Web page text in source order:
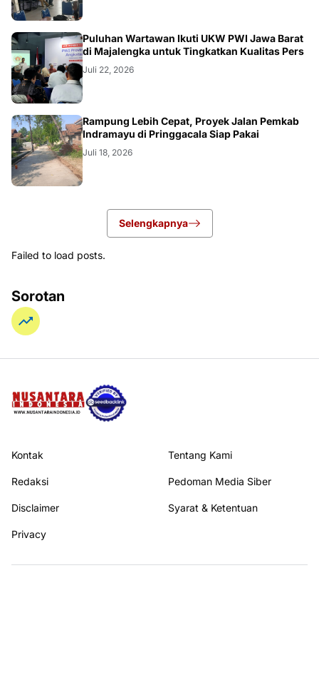
Puluhan Wartawan Ikuti UKW PWI Jawa Barat
di Majalengka untuk Tingkatkan Kualitas Pers
Juli 22, 2026
LOKAL
Rampung Lebih Cepat, Proyek Jalan Pemkab
Indramayu di Pringgacala Siap Pakai
Juli 18, 2026
Selengkapnya
Failed to load posts.
Sorotan
Kontak Tentang Kami
Redaksi Pedoman Media Siber
Disclaimer Syarat & Ketentuan
Privacy